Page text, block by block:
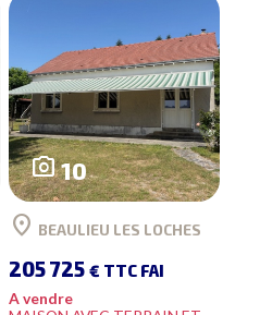
photo_camera10
location_on BEAULIEU LES LOCHES
205 725€ TTC FAI
A vendre